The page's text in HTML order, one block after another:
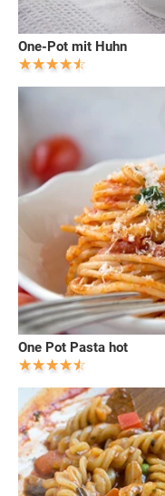
One-Pot mit Huhn
One Pot Pasta hot